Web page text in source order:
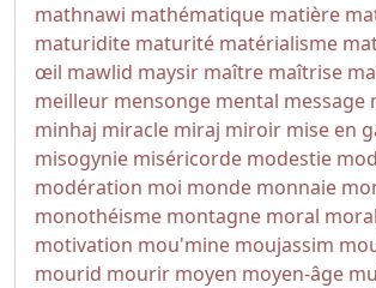
mathnawi mathématique matière
maturidite maturité matérialisme
œil mawlid maysir maître maîtrise
meilleur mensonge mental message
minhaj miracle miraj miroir mise en
misogynie miséricorde modestie
modération moi monde monnaie
monothéisme montagne moral
motivation mou'mine moujassim
mourid mourir moyen moyen-âge